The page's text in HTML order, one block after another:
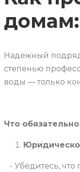
Надежный
степенью
воды — только
Что
- Убедитесь,